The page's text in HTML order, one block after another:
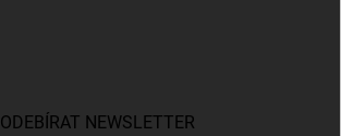
ODEBÍRAT NEWSLETTER